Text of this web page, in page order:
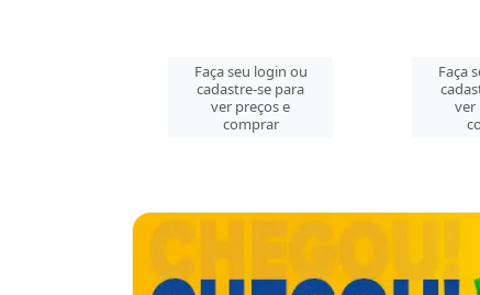
Faça seu login ou
cadastre-se para
ver preços e
Faça seu login ou
cadastre-se para
ver preços e